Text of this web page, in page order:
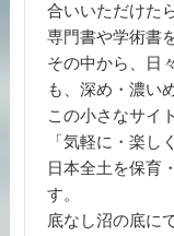
合いいただけた
専門書や学術書
その中から、日
も、深め・濃い
この小さなサイ
「気軽に・楽し
日本全土を保育
す。
底なし沼の底に